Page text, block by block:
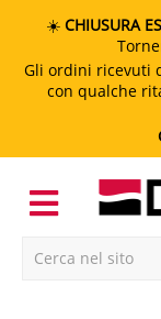
☀️ CHIUSURA
Gli ordini ricevuti
con qualche